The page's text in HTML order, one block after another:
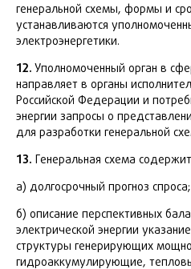
генеральной схемы, формы и
устанавливаются
электроэнергетики.
12. Уполномоченный орган в
направляет в органы
Российской Федерации и
энергии запросы о
для разработки генеральной
13. Генеральная схема
а) долгосрочный прогноз спроса;
б) описание перспективных
электрической энергии
структуры генерирующих
гидроаккумулирующие,